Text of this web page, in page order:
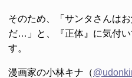
そのため、「サンタさんは
だ…」と、『正体』に気付
す。
漫画家の小林キナ（